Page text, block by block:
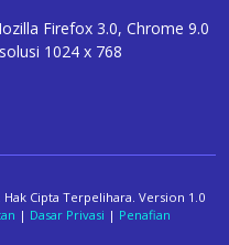
Firefox 3.0, Chrome 9.0
1024 x 768
. Hak Cipta Terpelihara. Version 1.0
| Dasar Privasi | Penafian